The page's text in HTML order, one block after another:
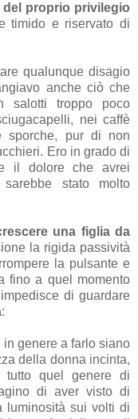
del proprio privilegio
timido e riservato di
qualunque disagio
anche ciò che
salotti troppo poco
nei caffè
sporche, pur di non
Ero in grado di
il dolore che avrei
stato molto
una figlia da
la rigida passività
la pulsante e
fino a quel momento
di guardare
:
genere a farlo siano
della donna incinta,
quel genere di
di aver visto di
luminosità sui volti di